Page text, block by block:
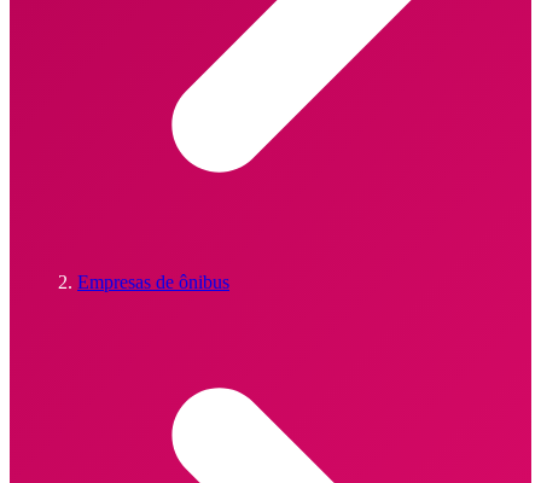
Empresas de ônibus